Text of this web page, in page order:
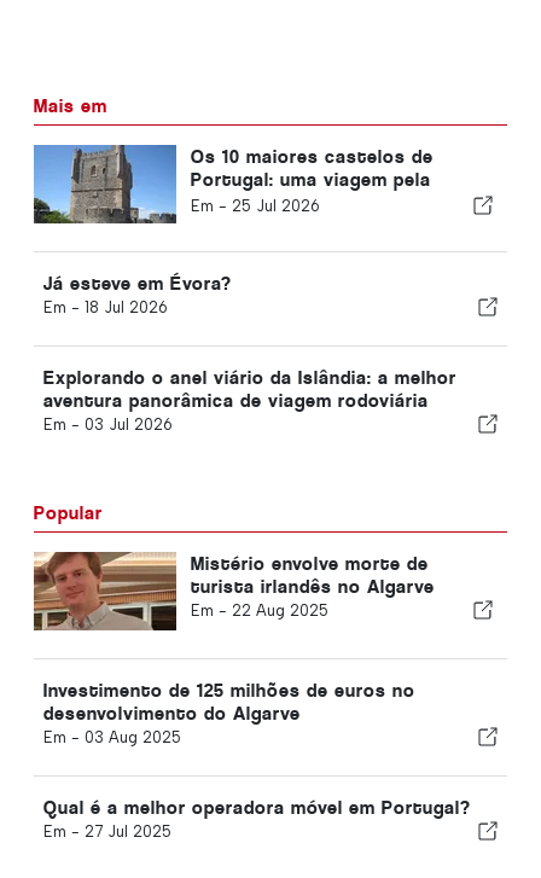
Mais em
Os 10 maiores castelos de
Portugal: uma viagem pela
história da nação
Em - 25 Jul 2026
Já esteve em Évora?
Em - 18 Jul 2026
Explorando o anel viário da Islândia: a melhor
aventura panorâmica de viagem rodoviária
Em - 03 Jul 2026
Popular
Mistério envolve morte de
turista irlandês no Algarve
Em - 22 Aug 2025
Investimento de 125 milhões de euros no
desenvolvimento do Algarve
Em - 03 Aug 2025
Qual é a melhor operadora móvel em Portugal?
Em - 27 Jul 2025